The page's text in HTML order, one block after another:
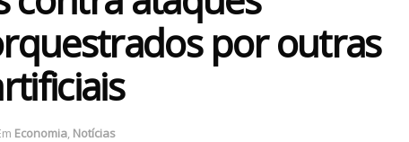
por outras
Economia, Notícias